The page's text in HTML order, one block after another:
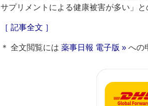
サプリメントによる健康被害が多い」と
［ 記事全文 ］
＊ 全文閲覧には 薬事日報 電子版 » への